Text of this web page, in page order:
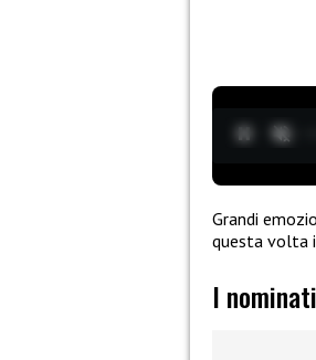
Grandi
questa volta i
I